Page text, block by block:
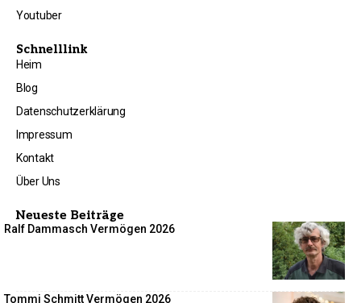
Youtuber
Schnelllink
Heim
Blog
Datenschutzerklärung
Impressum
Kontakt
Über Uns
Neueste Beiträge
Ralf Dammasch Vermögen 2026
Tommi Schmitt Vermögen 2026